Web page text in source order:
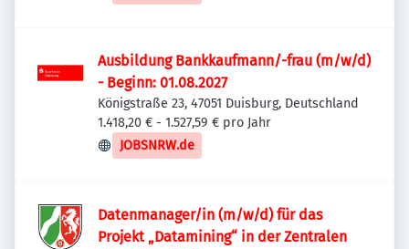
Ausbildung Bankkaufmann/-frau (m/w/d)
- Beginn: 01.08.2027
Königstraße 23, 47051 Duisburg, Deutschland
1.418,20 € - 1.527,59 € pro Jahr
JOBSNRW.de
Datenmanager/in (m/w/d) für das
Projekt „Datamining“ in der Zentralen